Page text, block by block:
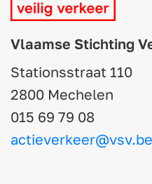
Vlaamse Stichting
Stationsstraat 110
2800 Mechelen
015 69 79 08
actieverkeer@vsv.be